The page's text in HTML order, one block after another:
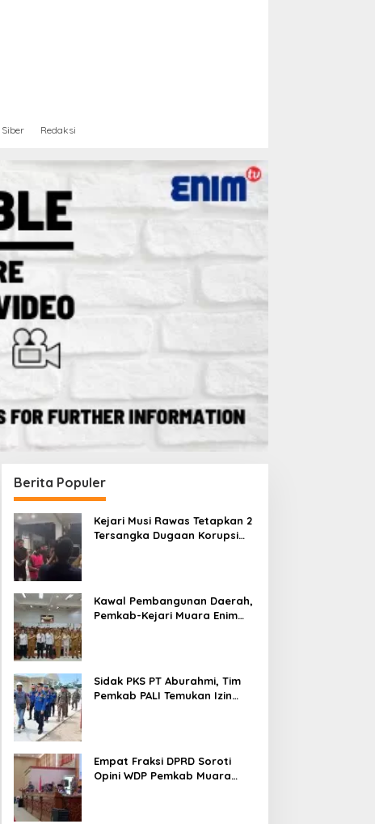
Redaksi
Berita Populer
Kejari Musi Rawas Tetapkan 2
Tersangka Dugaan Korupsi
Kawal Pembangunan Daerah,
Pemkab-Kejari Muara Enim
Sidak PKS PT Aburahmi, Tim
Pemkab PALI Temukan Izin
Empat Fraksi DPRD Soroti
Opini WDP Pemkab Muara